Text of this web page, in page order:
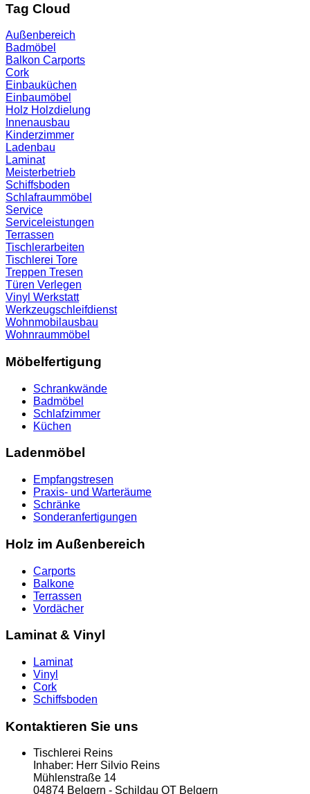
Tag Cloud
Außenbereich
Badmöbel
Balkon Carports
Cork
Einbauküchen
Einbaumöbel
Holz Holzdielung
Innenausbau
Kinderzimmer
Ladenbau
Laminat
Meisterbetrieb
Schiffsboden
Schlafraummöbel
Service
Serviceleistungen
Terrassen
Tischlerarbeiten
Tischlerei Tore
Treppen Tresen
Türen Verlegen
Vinyl Werkstatt
Werkzeugschleifdienst
Wohnmobilausbau
Wohnraummöbel
Möbelfertigung
Schrankwände
Badmöbel
Schlafzimmer
Küchen
Ladenmöbel
Empfangstresen
Praxis- und Warteräume
Schränke
Sonderanfertigungen
Holz im Außenbereich
Carports
Balkone
Terrassen
Vordächer
Laminat & Vinyl
Laminat
Vinyl
Cork
Schiffsboden
Kontaktieren Sie uns
Tischlerei Reins
Inhaber: Herr Silvio Reins
Mühlenstraße 14
04874 Belgern - Schildau OT Belgern